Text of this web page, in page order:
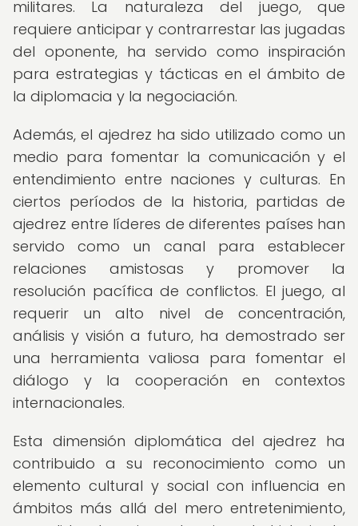
militares. La naturaleza del juego, que
requiere anticipar y contrarrestar las jugadas
del oponente, ha servido como inspiración
para estrategias y tácticas en el ámbito de
la diplomacia y la negociación.
Además, el ajedrez ha sido utilizado como un
medio para fomentar la comunicación y el
entendimiento entre naciones y culturas. En
ciertos períodos de la historia, partidas de
ajedrez entre líderes de diferentes países han
servido como un canal para establecer
relaciones amistosas y promover la
resolución pacífica de conflictos. El juego, al
requerir un alto nivel de concentración,
análisis y visión a futuro, ha demostrado ser
una herramienta valiosa para fomentar el
diálogo y la cooperación en contextos
internacionales.
Esta dimensión diplomática del ajedrez ha
contribuido a su reconocimiento como un
elemento cultural y social con influencia en
ámbitos más allá del mero entretenimiento,